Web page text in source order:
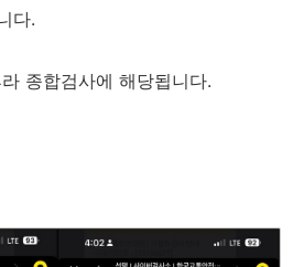
다.
종합검사에 해당됩니다.